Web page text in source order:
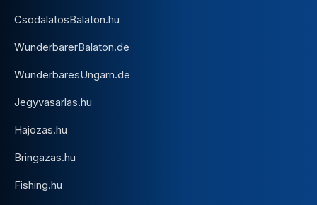
CsodalatosBalaton.hu
WunderbarerBalaton.de
WunderbaresUngarn.de
Jegyvasarlas.hu
Hajozas.hu
Bringazas.hu
Fishing.hu